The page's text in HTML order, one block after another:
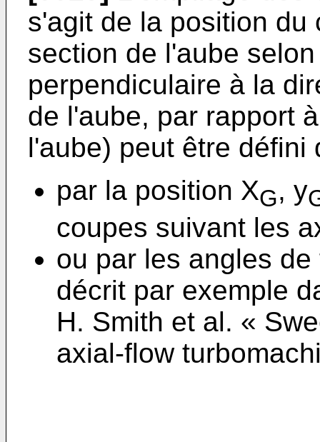
s'agit de la position du
section de l'aube
perpendiculaire à la
de l'aube, par rapport
l'aube) peut être défini
par la position XG, y
coupes suivant les
ou par les angles
décrit par exemple
H. Smith et al. «
axial-flow